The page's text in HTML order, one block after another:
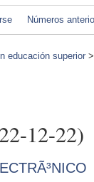
Números
educación superior
12-22)